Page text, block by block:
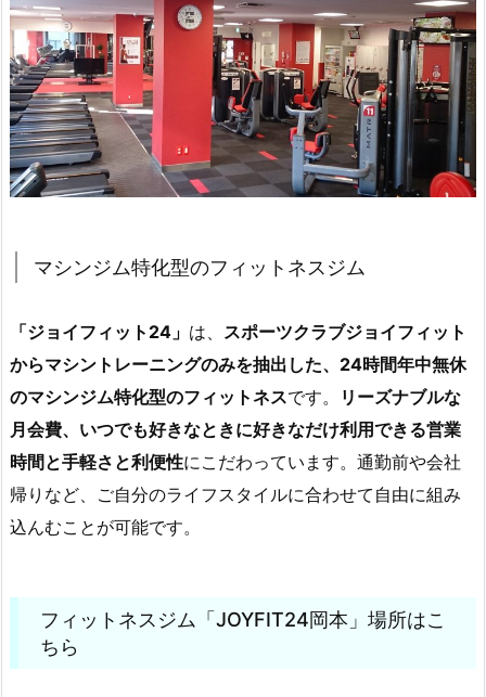
マシンジム特化型のフィットネスジム
「ジョイフィット24」 は、 スポーツクラブジョイフィット
からマシントレーニングのみを抽出した、24時間年中無休
のマシンジム特化型のフィットネスです。
リーズナブルな
月会費、いつでも好きなときに好きなだけ利用できる営業
時間と手軽さと利便性にこだわっています。通勤前や会社
帰りなど、ご自分のライフスタイルに合わせて自由に組み
込んむことが可能です。
フィットネスジム「JOYFIT24岡本」場所はこ
ちら